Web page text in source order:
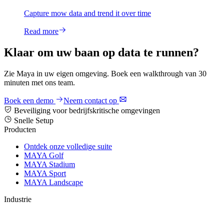
Capture mow data and trend it over time
Read more
Klaar om uw baan op data te runnen?
Zie Maya in uw eigen omgeving. Boek een walkthrough van 30
minuten met ons team.
Boek een demo
Neem contact op
Beveiliging voor bedrijfskritische omgevingen
Snelle Setup
Producten
Ontdek onze volledige suite
MAYA Golf
MAYA Stadium
MAYA Sport
MAYA Landscape
Industrie